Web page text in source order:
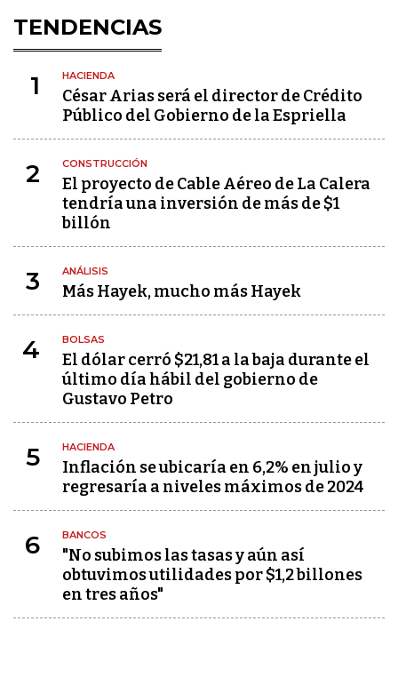
TENDENCIAS
1 HACIENDA
César Arias será el director de Crédito
Público del Gobierno de la Espriella
2 CONSTRUCCIÓN
El proyecto de Cable Aéreo de La Calera
tendría una inversión de más de $1
billón
3 ANÁLISIS
Más Hayek, mucho más Hayek
4 BOLSAS
El dólar cerró $21,81 a la baja durante el
último día hábil del gobierno de
Gustavo Petro
5 HACIENDA
Inflación se ubicaría en 6,2% en julio y
regresaría a niveles máximos de 2024
6 BANCOS
"No subimos las tasas y aún así
obtuvimos utilidades por $1,2 billones
en tres años"